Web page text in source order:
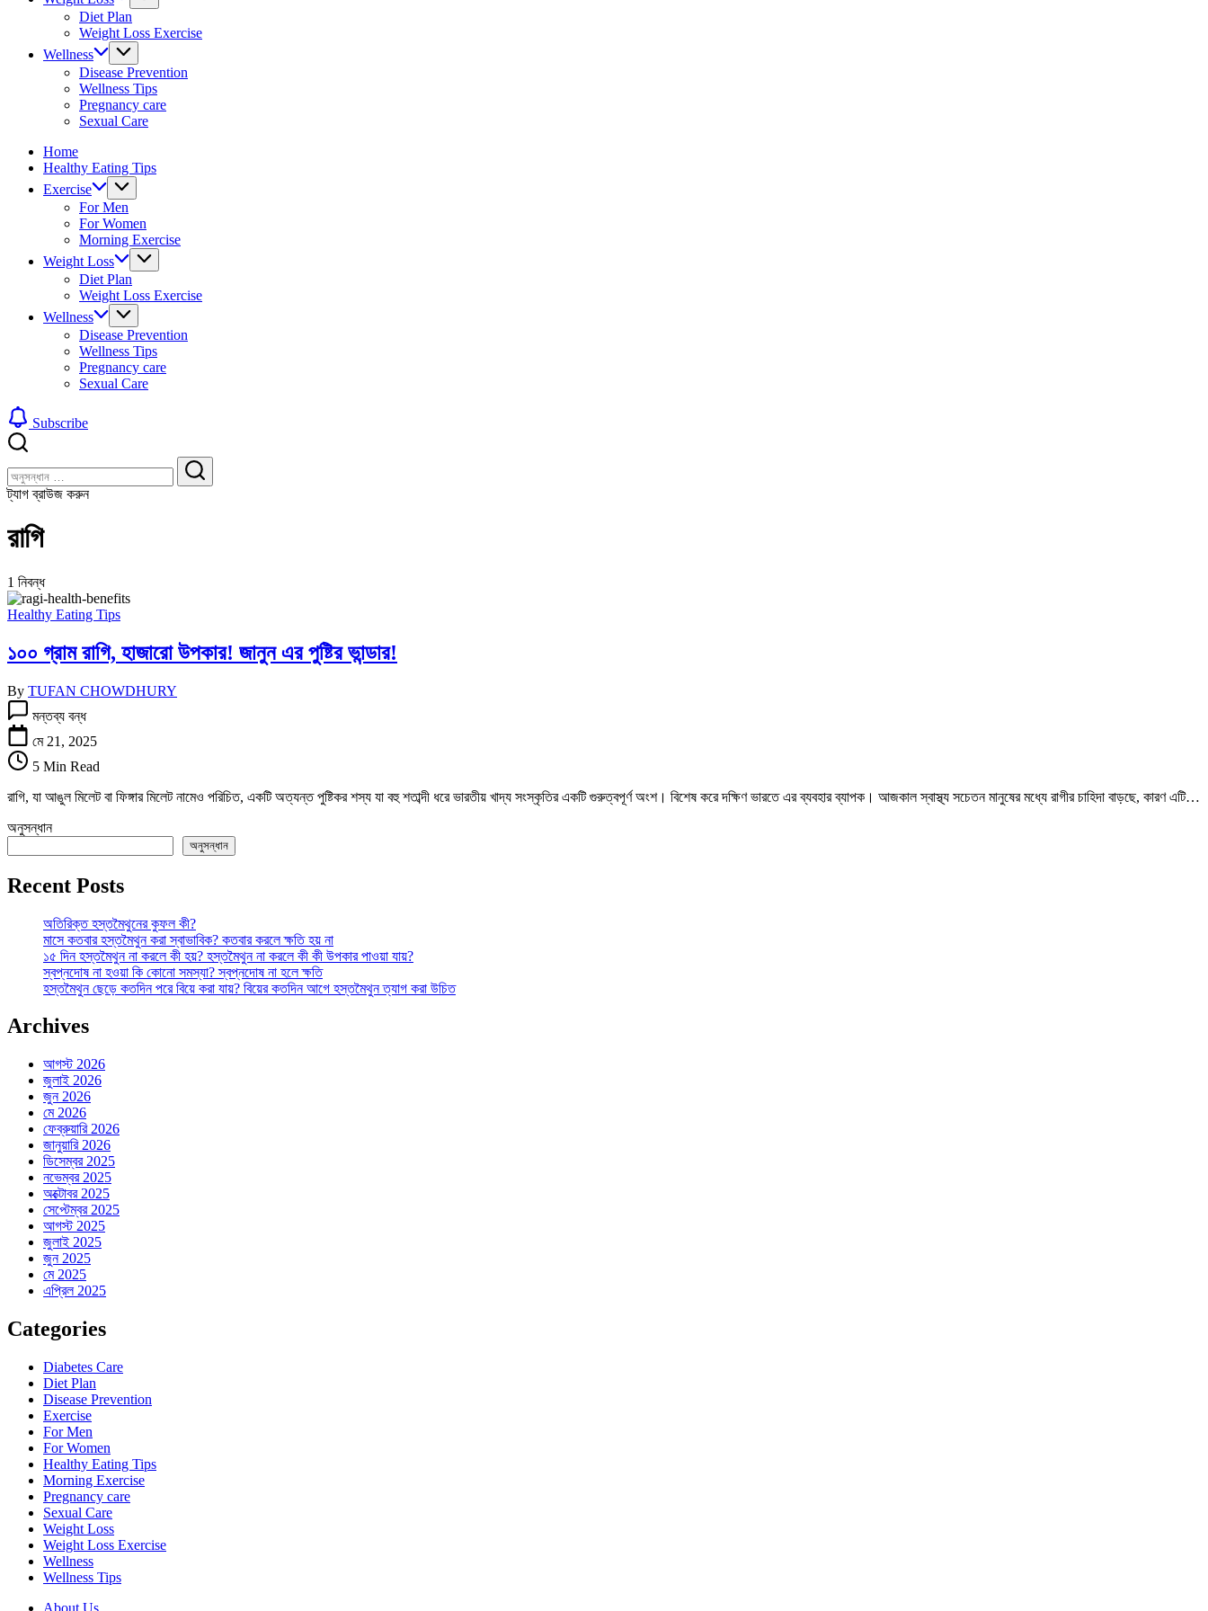
fitness
Diet Plan
Weight Loss Exercise
Wellness
Disease Prevention
Wellness Tips
Pregnancy care
Sexual Care
Home
Healthy Eating Tips
Exercise
For Men
For Women
Morning Exercise
Weight Loss
Diet Plan
Weight Loss Exercise
Wellness
Disease Prevention
Wellness Tips
Pregnancy care
Sexual Care
Subscribe
করুন
খুঁজুন
খুঁজুন
ট্যাগ ব্রাউজ করুন
রাগি
1 নিবন্ধ
Healthy Eating Tips
১০০ গ্রাম রাগি, হাজারো উপকার! জানুন এর পুষ্টির ভান্ডার!
By TUFAN CHOWDHURY
গ্রাম
রাগি,
উপকার!
এর
পুষ্টির
ভান্ডার!
তে
মন্তব্য বন্ধ
মে 21, 2025
5 Min Read
রাগি, যা আঙুল মিলেট বা ফিঙ্গার মিলেট নামেও পরিচিত, একটি অত্যন্ত পুষ্টিকর শস্য যা বহু শতাব্দী ধরে ভারতীয় খাদ্য সংস্কৃতির একটি গুরুত্বপূর্ণ অংশ। বিশেষ করে দক্ষিণ ভারতে এর ব্যবহার ব্যাপক। আজকাল স্বাস্থ্য সচেতন মানুষের মধ্যে রাগীর চাহিদা বাড়ছে, কারণ এটি…
অনুসন্ধান
অনুসন্ধান
Recent Posts
অতিরিক্ত হস্তমৈথুনের কুফল কী?
মাসে কতবার হস্তমৈথুন করা স্বাভাবিক? কতবার করলে ক্ষতি হয় না
১৫ দিন হস্তমৈথুন না করলে কী হয়? হস্তমৈথুন না করলে কী কী উপকার পাওয়া যায়?
স্বপ্নদোষ না হওয়া কি কোনো সমস্যা? স্বপ্নদোষ না হলে ক্ষতি
হস্তমৈথুন ছেড়ে কতদিন পরে বিয়ে করা যায়? বিয়ের কতদিন আগে হস্তমৈথুন ত্যাগ করা উচিত
Archives
আগস্ট 2026
জুলাই 2026
জুন 2026
মে 2026
ফেব্রুয়ারি 2026
জানুয়ারি 2026
ডিসেম্বর 2025
নভেম্বর 2025
অক্টোবর 2025
সেপ্টেম্বর 2025
আগস্ট 2025
জুলাই 2025
জুন 2025
মে 2025
এপ্রিল 2025
Categories
Diabetes Care
Diet Plan
Disease Prevention
Exercise
For Men
For Women
Healthy Eating Tips
Morning Exercise
Pregnancy care
Sexual Care
Weight Loss
Weight Loss Exercise
Wellness
Wellness Tips